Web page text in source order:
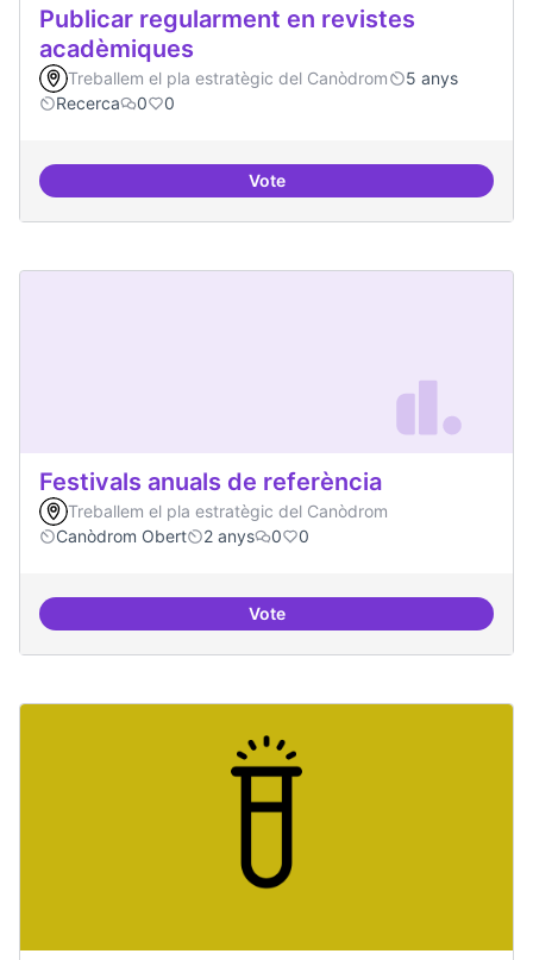
Publicar regularment en revistes
acadèmiques
Treballem el pla estratègic del Canòdrom
5 anys
Recerca
0 0
VotePublicar regularment en
Festivals anuals de referència
Treballem el pla estratègic del Canòdrom
Canòdrom Obert
2 anys 0 0
VoteFestivals anuals de referència